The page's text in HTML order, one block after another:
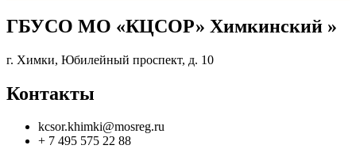
ГБУСО МО «КЦСОР» Химкинский »
г. Химки, Юбилейный проспект, д. 10
Контакты
kcsor.khimki@mosreg.ru
+ 7 495 575 22 88